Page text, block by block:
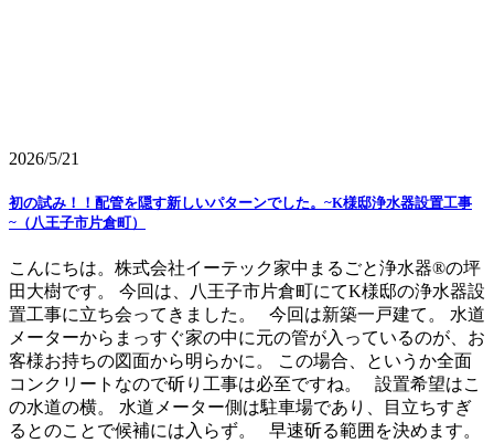
2026/5/21
初の試み！！配管を隠す新しいパターンでした。~K様邸浄水器設置工事
~（八王子市片倉町）
こんにちは。株式会社イーテック家中まるごと浄水器®の坪
田大樹です。 今回は、八王子市片倉町にてK様邸の浄水器設
置工事に立ち会ってきました。 今回は新築一戸建て。 水道
メーターからまっすぐ家の中に元の管が入っているのが、お
客様お持ちの図面から明らかに。 この場合、というか全面
コンクリートなので斫り工事は必至ですね。 設置希望はこ
の水道の横。 水道メーター側は駐車場であり、目立ちすぎ
るとのことで候補には入らず。 早速斫る範囲を決めます。